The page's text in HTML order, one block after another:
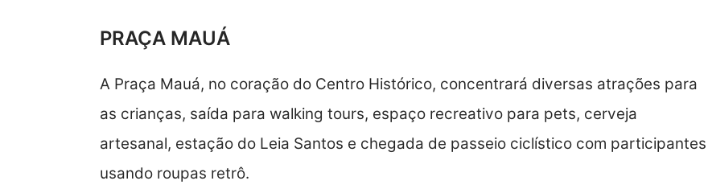
PRAÇA MAUÁ
A Praça Mauá, no coração do Centro Histórico, concentrará diversas atrações para
as crianças, saída para walking tours, espaço recreativo para pets, cerveja
artesanal, estação do Leia Santos e chegada de passeio ciclístico com participantes
usando roupas retrô.